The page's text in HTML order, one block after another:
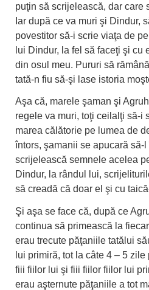
puţin să scrijelească, dar care
Iar după ce va muri şi Dindur,
povestitor să-i scrie viaţa de
lui Dindur, la fel să faceţi şi cu
din osul meu. Pururi să
tată-n fiu să-şi lase istoria
Aşa că, marele şaman şi
regele va muri, toţi ceilalţi să-i
marea călătorie pe lumea de
întors, şamanii se apucară să-
scrijelească semnele acelea
Dindur, la rândul lui,
să creadă că doar el şi cu
Şi aşa se face că, după ce
continua să primească la
erau trecute păţaniile tatălui
lui primiră, tot la câte 4 – 5
fiii fiilor lui şi fiii fiilor fiilor lui
erau aşternute păţaniile a tot